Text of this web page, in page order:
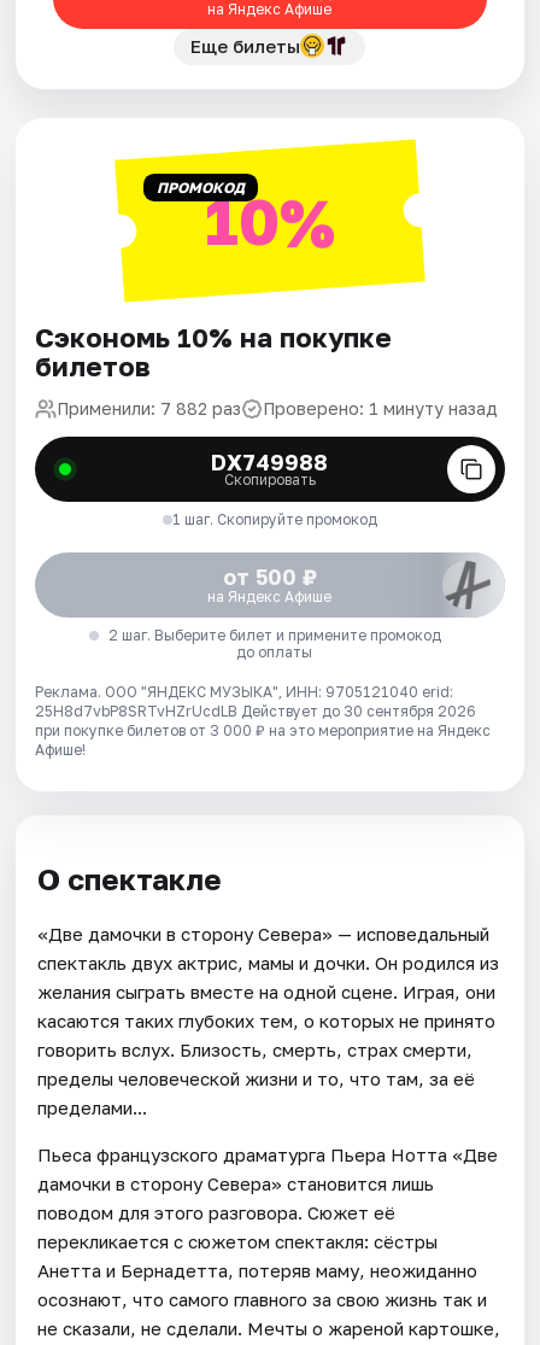
на Яндекс Афише
Еще билеты
ПРОМОКОД10%
Сэкономь 10% на покупке
билетов
Применили: 7 882 раз Проверено: 1 минуту назад
DX749988
Скопировать
1 шаг. Скопируйте промокод
от 500 ₽
на Яндекс Афише
2 шаг. Выберите билет и примените промокод
до оплаты
Реклама. ООО "ЯНДЕКС МУЗЫКА", ИНН: 9705121040 erid:
25H8d7vbP8SRTvHZrUcdLB Действует до 30 сентября 2026
при покупке билетов от 3 000 ₽ на это мероприятие на Яндекс
Афише!
О спектакле
«Две дамочки в сторону Севера» — исповедальный
спектакль двух актрис, мамы и дочки. Он родился из
желания сыграть вместе на одной сцене. Играя, они
касаются таких глубоких тем, о которых не принято
говорить вслух. Близость, смерть, страх смерти,
пределы человеческой жизни и то, что там, за её
пределами...
Пьеса французского драматурга Пьера Нотта «Две
дамочки в сторону Севера» становится лишь
поводом для этого разговора. Сюжет её
перекликается с сюжетом спектакля: сёстры
Анетта и Бернадетта, потеряв маму, неожиданно
осознают, что самого главного за свою жизнь так и
не сказали, не сделали. Мечты о жареной картошке,